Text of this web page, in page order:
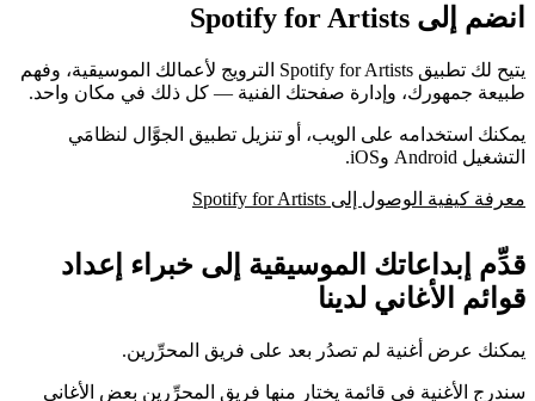
انضم إلى Spotify for Artists
يتيح لك تطبيق Spotify for Artists الترويج لأعمالك الموسيقية، وفهم
طبيعة جمهورك، وإدارة صفحتك الفنية — كل ذلك في مكان واحد.
يمكنك استخدامه على الويب، أو تنزيل تطبيق الجوَّال لنظامَي
التشغيل Android وiOS.
معرفة كيفية الوصول إلى Spotify for Artists
قدِّم إبداعاتك الموسيقية إلى خبراء إعداد
قوائم الأغاني لدينا
يمكنك عرض أغنية لم تصدُر بعد على فريق المحرِّرين.
سندرج الأغنية في قائمة يختار منها فريق المحرِّرين بعض الأغاني